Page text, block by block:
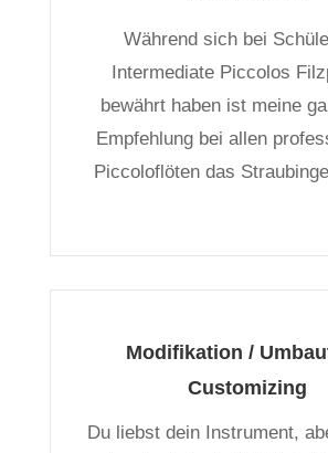
Während sich bei
Intermediate Piccolos
bewährt haben ist meine
Empfehlung bei allen
Piccoloflöten das
Modifikation /
Customizing
Du liebst dein Instrument,